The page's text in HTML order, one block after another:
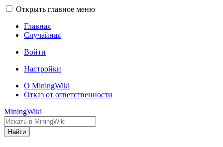
Открыть главное меню
Главная
Случайная
Войти
Настройки
О MiningWiki
Отказ от ответственности
MiningWiki
Найти